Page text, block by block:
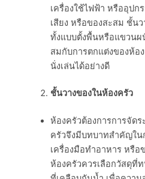
เครื่องใช้ไฟฟ้า หรืออุปก
เสียง หรือของสะสม ชั้น
ทั้งแบบตั้งพื้นหรือแขวนผ
สมกับการตกแต่งของห้อ
นั่งเล่นได้อย่างดี
ชั้นวางของในห้องครัว
ห้องครัวต้องการการจัด
ครัวจึงมีบทบาทสำคัญใน
เครื่องมือทำอาหาร หรือ
ห้องครัวควรเลือกวัสดุที่